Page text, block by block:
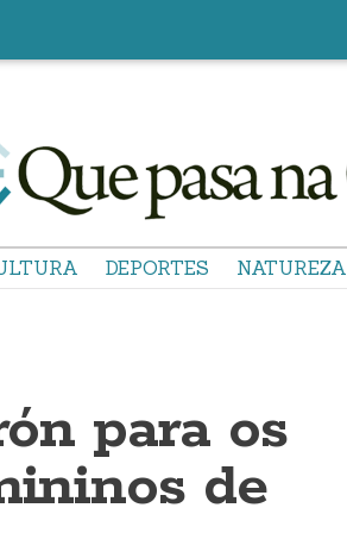
DEPORTES NATUREZA
para os
de